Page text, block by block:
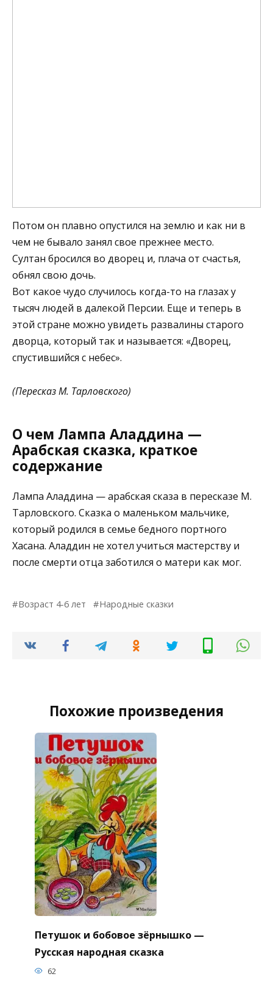
Потом он плавно опустился на землю и как ни в
чем не бывало занял свое прежнее место.
Султан бросился во дворец и, плача от счастья,
обнял свою дочь.
Вот какое чудо случилось когда-то на глазах у
тысяч людей в далекой Персии. Еще и теперь в
этой стране можно увидеть развалины старого
дворца, который так и называется: «Дворец,
спустившийся с небес».
(Пересказ М. Тарловского)
О чем Лампа Аладдина —
Арабская сказка, краткое
содержание
Лампа Аладдина — арабская сказа в пересказе М.
Тарловского. Сказка о маленьком мальчике,
который родился в семье бедного портного
Хасана. Аладдин не хотел учиться мастерству и
после смерти отца заботился о матери как мог.
Возраст 4-6 лет Народные сказки
Похожие произведения
Петушок и бобовое зёрнышко —
Русская народная сказка
62